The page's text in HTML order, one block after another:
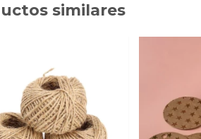
similares